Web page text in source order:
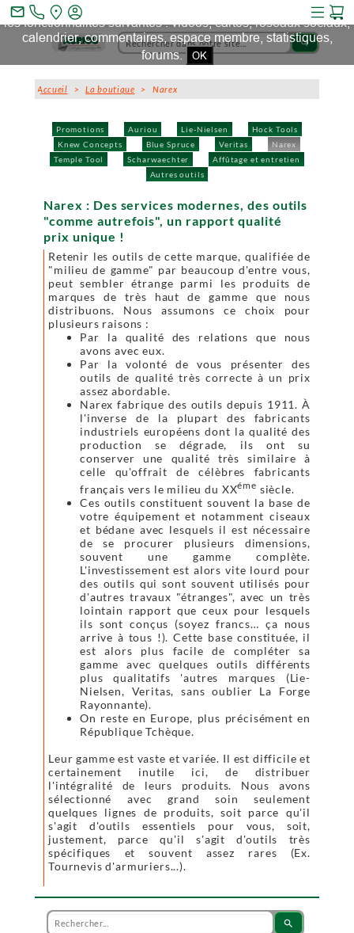
search
Promotions Auriou Lie-Nielsen
Hock Tools
Knew Concepts
Blue Spruce Veritas
Narex
Temple Tool
Scharwaechter
Affûtage et entretien
Autres outils
Accueil >La boutique > Narex
Narex : Des services modernes, des outils
"comme autrefois", un rapport qualité
prix unique !
Retenir les outils de cette marque, qualifiée de
"milieu de gamme" par beaucoup d'entre vous,
peut sembler étrange parmi les produits de
marques de très haut de gamme que nous
distribuons. Nous assumons ce choix pour
plusieurs raisons :
Par la qualité des relations que nous
avons avec eux.
Par la volonté de vous présenter des
outils de qualité très correcte à un prix
assez abordable.
Narex fabrique des outils depuis 1911. À
l'inverse de la plupart des fabricants
industriels européens dont la qualité des
production se dégrade, ils ont su
conserver une qualité très similaire à
celle qu'offrait de célèbres fabricants
français vers le milieu du XXéme siècle.
Ces outils constituent souvent la base de
votre équipement et notamment ciseaux
et bédane avec lesquels il est nécessaire
de se procurer plusieurs dimensions,
souvent une gamme complète.
L'investissement est alors vite lourd pour
des outils qui sont souvent utilisés pour
d'autres travaux "étranges", avec un très
lointain rapport que ceux pour lesquels
ils sont conçus (soyez francs… ça nous
arrive à tous !). Cette base constituée, il
est alors plus facile de compléter sa
gamme avec quelques outils différents
plus qualitatifs 'autres marques (Lie-
Nielsen, Veritas, sans oublier La Forge
Rayonnante).
On reste en Europe, plus précisément en
République Tchèque.
Leur gamme est vaste et variée. Il est difficile et
certainement inutile ici, de distribuer
l'intégralité de leurs produits. Nous avons
sélectionné avec grand soin seulement
quelques lignes de produits, soit parce qu'il
s'agit d'outils essentiels pour vous, soit,
justement, parce qu'il s'agit d'outils très
spécifiques et souvent assez rares (Ex.
Tournevis d'armuriers...).
search
mail_outline
Ce site et des sites tiers qu'il utilise collectent des cookies pour
les fonctionnalités suivantes : vidéos, cartes, réseaux sociaux,
calendrier, commentaires, espace membre, statistiques,
forums. OK